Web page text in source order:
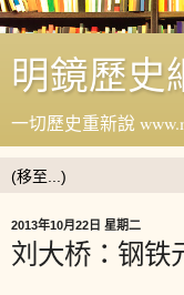
明鏡歷史
一切歷史重新說
2013年10月22日 星期二
刘大桥：钢铁